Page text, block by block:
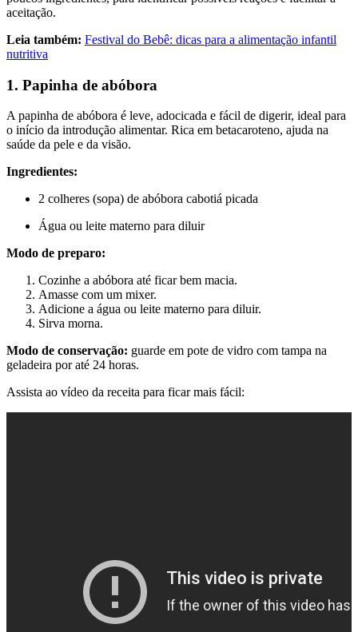
aceitação.
Leia também: Festival do Bebê: dicas para a alimentação infantil
nutritiva
1. Papinha de abóbora
A papinha de abóbora é leve, adocicada e fácil de digerir, ideal para
o início da introdução alimentar. Rica em betacaroteno, ajuda na
saúde da pele e da visão.
Ingredientes:
2 colheres (sopa) de abóbora cabotiá picada
Água ou leite materno para diluir
Modo de preparo:
Cozinhe a abóbora até ficar bem macia.
Amasse com um mixer.
Adicione a água ou leite materno para diluir.
Sirva morna.
Modo de conservação: guarde em pote de vidro com tampa na
geladeira por até 24 horas.
Assista ao vídeo da receita para ficar mais fácil: